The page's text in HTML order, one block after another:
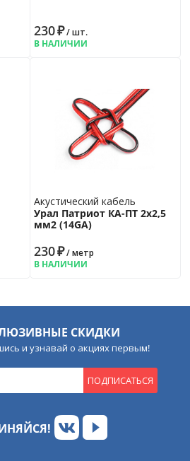
230₽/ шт.
В НАЛИЧИИ
Акустический кабель
Урал Патриот КА-ПТ 2х2,5
мм2 (14GA)
230₽/ метр
В НАЛИЧИИ
СКИДКИ
и узнавай о акциях первым!
ПОДПИСАТЬСЯ